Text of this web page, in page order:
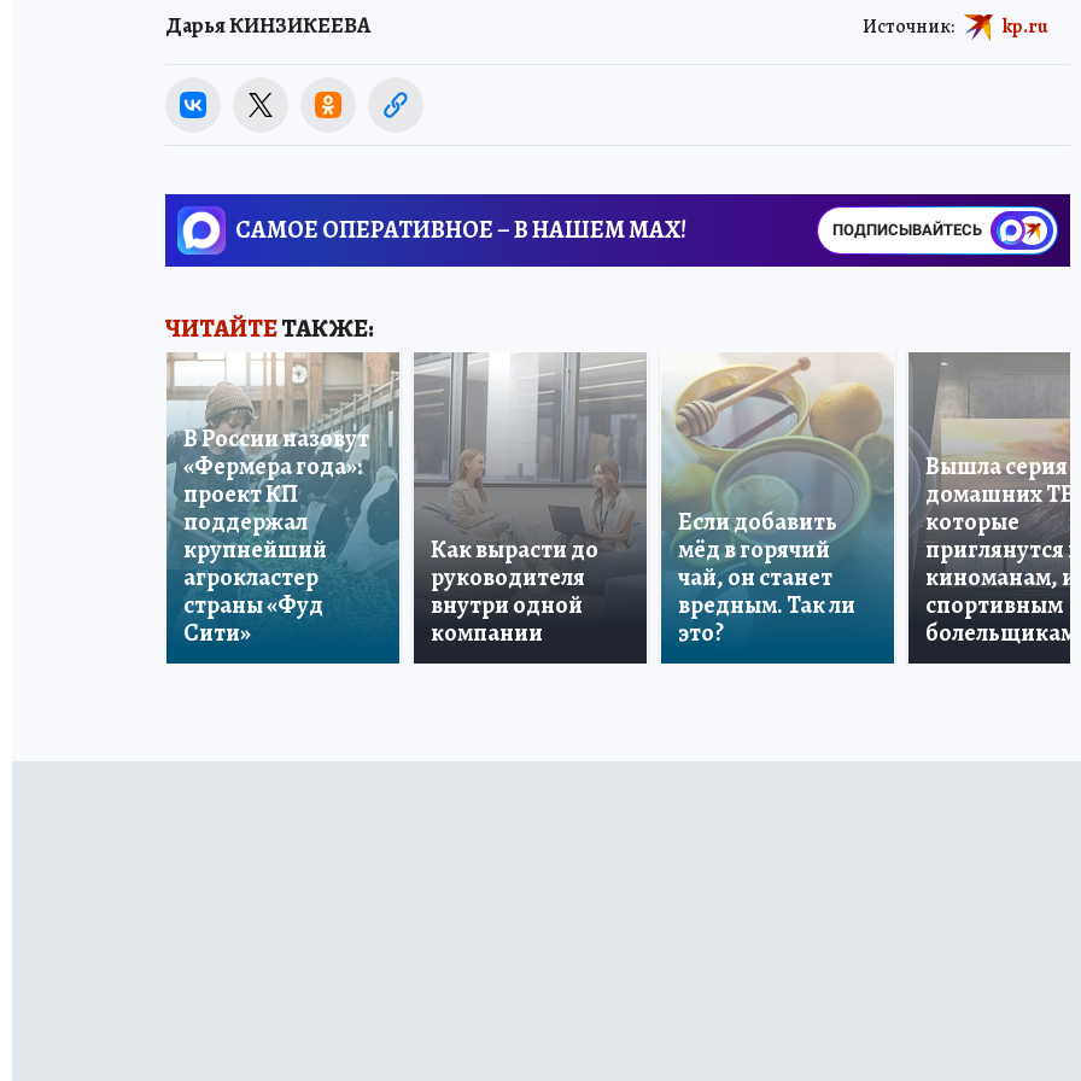
Дарья КИНЗИКЕЕВА Источник: kp.ru
САМОЕ ОПЕРАТИВНОЕ – В НАШЕМ MAX! ПОДПИСЫВАЙТЕСЬ
ЧИТАЙТЕТАКЖЕ:
В России назовут
«Фермера года»:
проект КП
поддержал
крупнейший
агрокластер
страны «Фуд
Сити»
Как вырасти до
руководителя
внутри одной
компании
Если добавить
мёд в горячий
чай, он станет
вредным. Так ли
это?
Вышла серия
домашних ТВ,
которые
приглянутся и
киноманам, и
спортивным
болельщикам